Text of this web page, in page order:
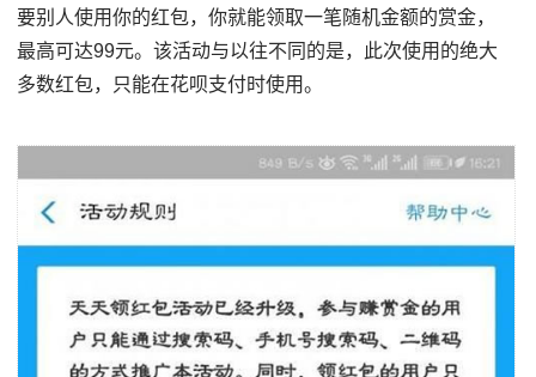
要别人使用你的红包，你就能领取一笔随机金额的赏金，
最高可达99元。该活动与以往不同的是，此次使用的绝大
多数红包，只能在花呗支付时使用。